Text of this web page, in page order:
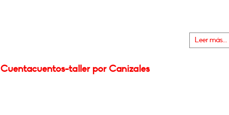
Leer más...
Cuentacuentos-taller por Canizales